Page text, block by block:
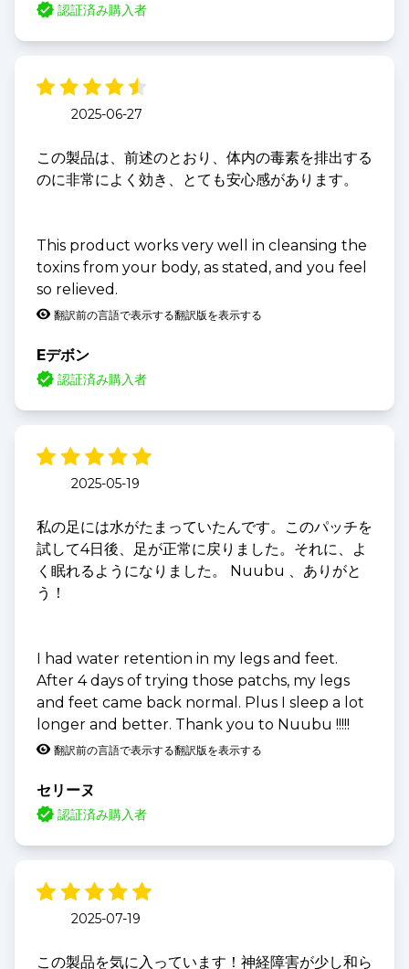
認証済み購入者
2025-06-27
この製品は、前述のとおり、体内の毒素を排出する
のに非常によく効き、とても安心感があります。
This product works very well in cleansing the
toxins from your body, as stated, and you feel
so relieved.
翻訳前の言語で表示する翻訳版を表示する
Eデボン
認証済み購入者
2025-05-19
私の足には水がたまっていたんです。このパッチを
試して4日後、足が正常に戻りました。それに、よ
く眠れるようになりました。 Nuubu 、ありがと
う！
I had water retention in my legs and feet.
After 4 days of trying those patchs, my legs
and feet came back normal. Plus I sleep a lot
longer and better. Thank you to Nuubu !!!!!
翻訳前の言語で表示する翻訳版を表示する
セリーヌ
認証済み購入者
2025-07-19
この製品を気に入っています！神経障害が少し和ら